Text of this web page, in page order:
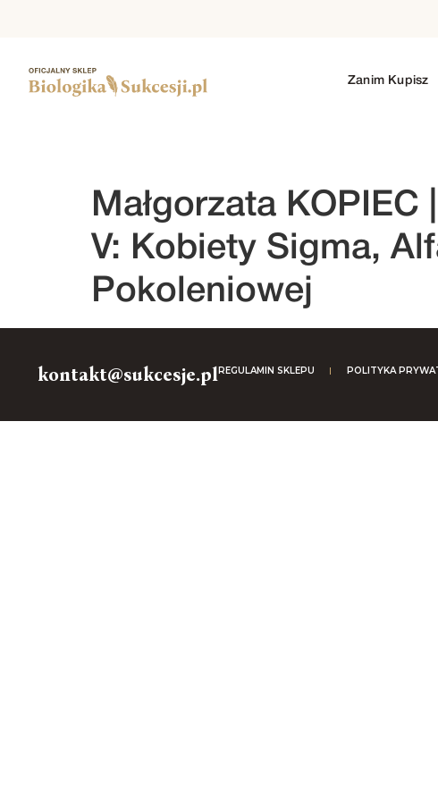
Zanim Kupisz
Małgorzata KOPIEC |
V: Kobiety Sigma,
Pokoleniowej
kontakt@sukcesje.plREGULAMIN SKLEPU POLITYKA